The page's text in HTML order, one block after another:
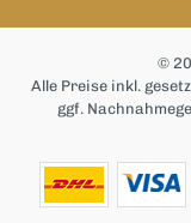
©
Alle Preise inkl.
ggf.